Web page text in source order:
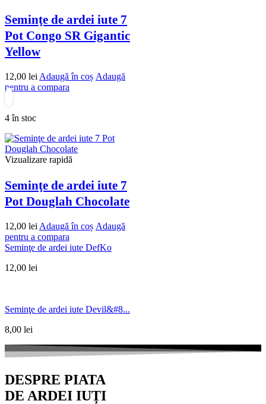
Seminţe de ardei iute 7
Pot Congo SR Gigantic
Yellow
12,00 lei Adaugă în coș Adaugă
pentru a compara
4 în stoc
Vizualizare rapidă
Seminţe de ardei iute 7
Pot Douglah Chocolate
12,00 lei Adaugă în coș Adaugă
pentru a compara
Seminţe de ardei iute DefKo
12,00 lei
Seminţe de ardei iute Devil&#8...
8,00 lei
DESPRE PIATA
DE ARDEI IUȚI